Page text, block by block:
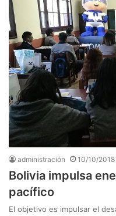
administración 10/10/2018
Bolivia impulsa
pacífico
El objetivo es impulsar el